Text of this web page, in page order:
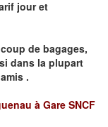
jour et
de bagages,
dans la plupart
.
à Gare SNCF